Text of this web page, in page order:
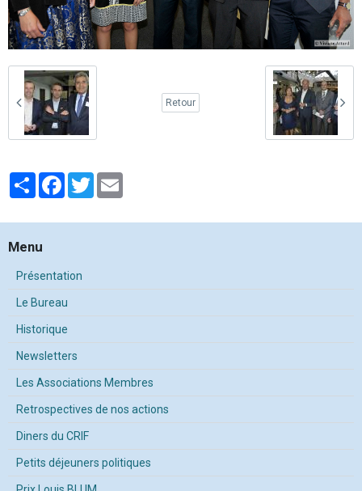
Retour
PartagerFacebook
Twitter
Menu
Présentation
Le Bureau
Historique
Newsletters
Les Associations Membres
Retrospectives de nos actions
Diners du CRIF
Petits déjeuners politiques